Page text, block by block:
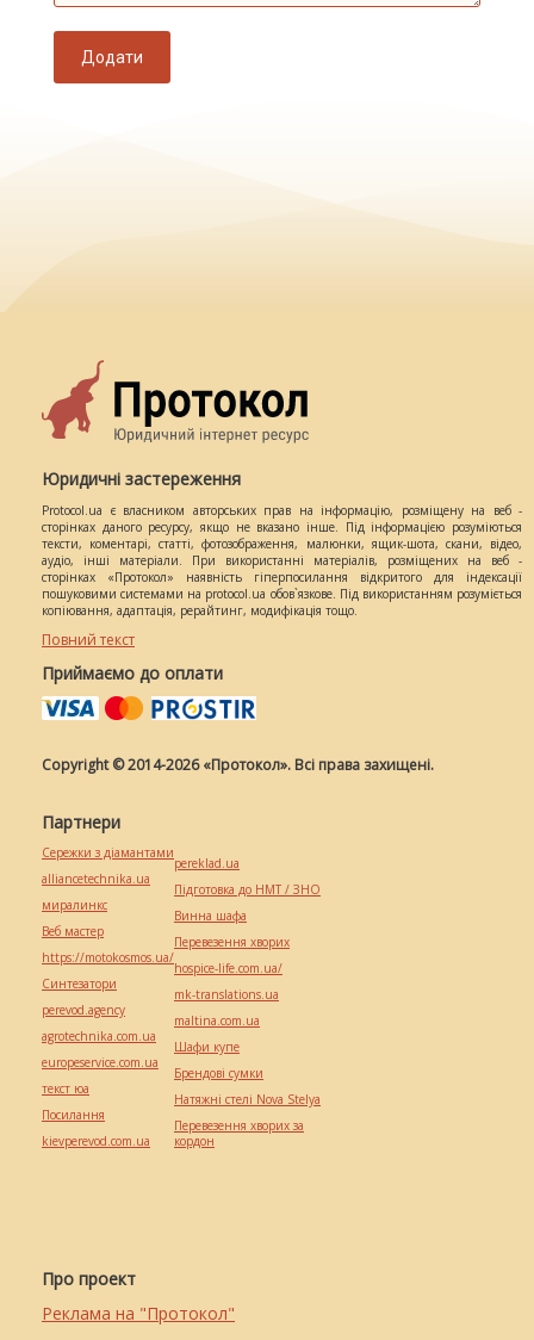
Додати
Юридичні застереження
Protocol.ua є власником авторських прав на інформацію, розміщену на веб -
сторінках даного ресурсу, якщо не вказано інше. Під інформацією розуміються
тексти, коментарі, статті, фотозображення, малюнки, ящик-шота, скани, відео,
аудіо, інші матеріали. При використанні матеріалів, розміщених на веб -
сторінках «Протокол» наявність гіперпосилання відкритого для індексації
пошуковими системами на protocol.ua обов`язкове. Під використанням розуміється
копіювання, адаптація, рерайтинг, модифікація тощо.
Повний текст
Приймаємо до оплати
Copyright © 2014-2026 «Протокол». Всі права захищені.
Про проект
Реклама на "Протокол"
Партнери
Сережки з діамантами
alliancetechnika.ua
миралинкс
Веб мастер
https://motokosmos.ua/
Синтезатори
perevod.agency
agrotechnika.com.ua
europeservice.com.ua
текст юа
Посилання
kievperevod.com.ua
pereklad.ua
Підготовка до НМТ / ЗНО
Винна шафа
Перевезення хворих
hospice-life.com.ua/
mk-translations.ua
maltina.com.ua
Шафи купе
Брендові сумки
Натяжні стелі Nova Stelya
Перевезення хворих за
кордон